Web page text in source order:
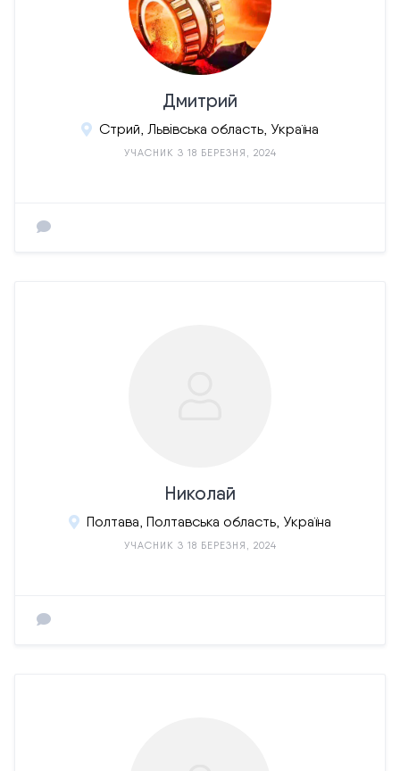
Дмитрий
Стрий, Львівська область, Україна
УЧАСНИК З 18 БЕРЕЗНЯ, 2024
Николай
Полтава, Полтавська область, Україна
УЧАСНИК З 18 БЕРЕЗНЯ, 2024